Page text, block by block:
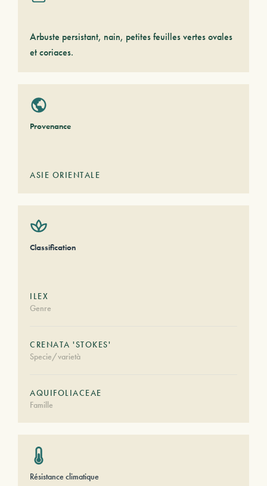
Arbuste persistant, nain, petites feuilles vertes ovales
et coriaces.
Provenance
ASIE ORIENTALE
Classification
ILEX
Genre
CRENATA 'STOKES'
Specie/varietà
AQUIFOLIACEAE
Famille
Résistance climatique